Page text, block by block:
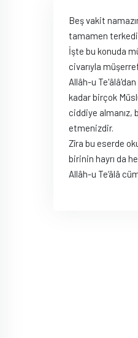
Beş vakit
tamamen
İşte bu konuda
civarıyla
Allâh-u
kadar birçok
ciddiye almanız,
etmenizdir.
Zîra bu eserde
birinin hayrı da
Allâh-u Te‘âlâ